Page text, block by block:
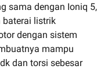
sama dengan Ioniq 5,
baterai listrik
dengan sistem
mampu
dan torsi sebesar